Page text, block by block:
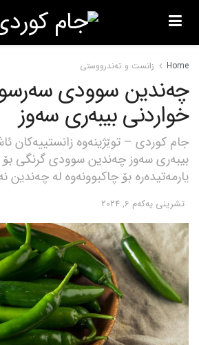
Home زانست و تەندرووستی
چەندین سوودی
خواردنی بیبەری سەوز
جام کوردی – توێژینەوە زانستییەکان
بیبەری سەوز چەندین سوودی گرنگی
یارمەتیدەرە بۆ چاکبوونەوە لە چەندین
تشرینی یه‌كه‌م 6, 2024